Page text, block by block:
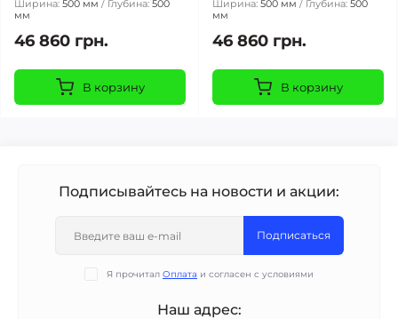
Ширина: 500 мм Глубина: 500
мм
46 860 грн.
В корзину
Ширина: 500 мм Глубина: 500
мм
46 860 грн.
В корзину
Подписывайтесь на новости и акции:
Подписаться
Я прочитал Оплата и согласен с условиями
Наш адрес: